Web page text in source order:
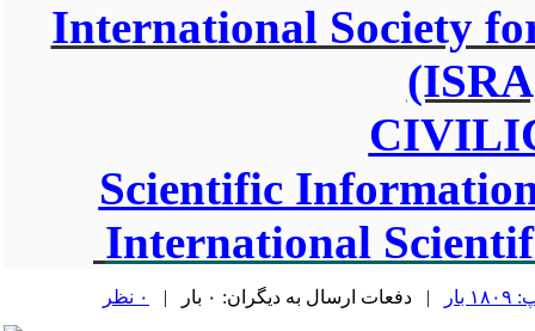
International Society
Scientific
International
| دفعات ارسال به دیگران: ۰ بار | ۰ نظر